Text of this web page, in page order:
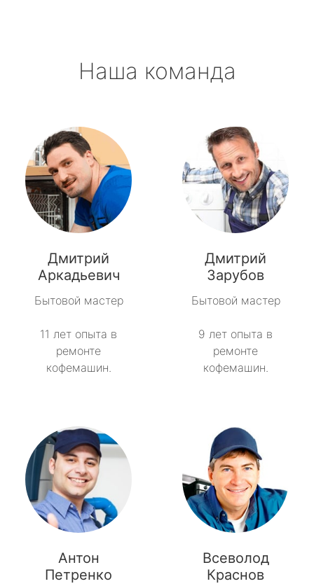
Наша команда
Дмитрий
Аркадьевич
Бытовой мастер
11 лет опыта в
ремонте
кофемашин.
Дмитрий
Зарубов
Бытовой мастер
9 лет опыта в
ремонте
кофемашин.
Антон
Петренко
Всеволод
Краснов